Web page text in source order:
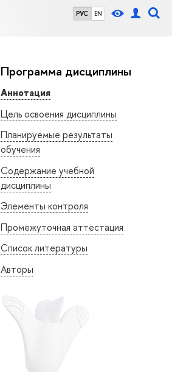
РУС EN
Программа дисциплины
Аннотация
Цель освоения дисциплины
Планируемые результаты
обучения
Содержание учебной
дисциплины
Элементы контроля
Промежуточная аттестация
Список литературы
Авторы